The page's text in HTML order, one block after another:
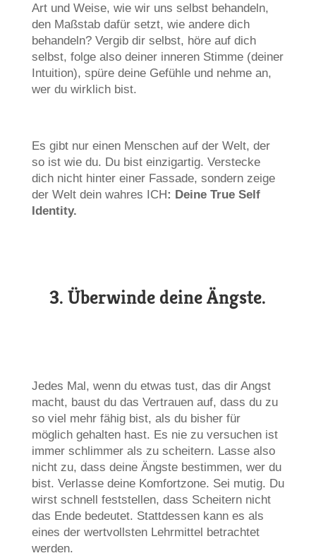
Art und Weise, wie wir uns selbst behandeln,
den Maßstab dafür setzt, wie andere dich
behandeln? Vergib dir selbst, höre auf dich
selbst, folge also deiner inneren Stimme (deiner
Intuition), spüre deine Gefühle und nehme an,
wer du wirklich bist.
Es gibt nur einen Menschen auf der Welt, der
so ist wie du. Du bist einzigartig. Verstecke
dich nicht hinter einer Fassade, sondern zeige
der Welt dein wahres ICH: Deine True Self
Identity.
3.Überwinde deine Ängste.
Jedes Mal, wenn du etwas tust, das dir Angst
macht, baust du das Vertrauen auf, dass du zu
so viel mehr fähig bist, als du bisher für
möglich gehalten hast. Es nie zu versuchen ist
immer schlimmer als zu scheitern. Lasse also
nicht zu, dass deine Ängste bestimmen, wer du
bist. Verlasse deine Komfortzone. Sei mutig. Du
wirst schnell feststellen, dass Scheitern nicht
das Ende bedeutet. Stattdessen kann es als
eines der wertvollsten Lehrmittel betrachtet
werden.